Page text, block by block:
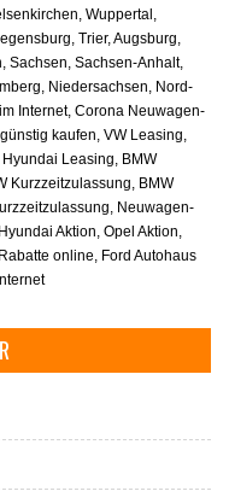
Wuppertal,
Trier, Augsburg,
Sachsen, Sachsen-Anhalt,
Niedersachsen, Nord-
Internet, Corona Neuwagen-
kaufen, VW Leasing,
Leasing, BMW
Kurzzeitzulassung, BMW
Neuwagen-
Aktion, Opel Aktion,
online, Ford Autohaus